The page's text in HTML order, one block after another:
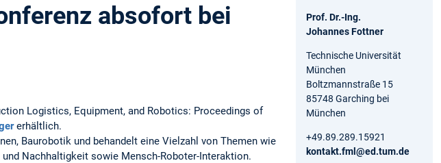
absofort bei
Logistics, Equipment, and Robotics: Proceedings of
erhältlich.
Baurobotik und behandelt eine Vielzahl von Themen wie
Nachhaltigkeit sowie Mensch-Roboter-Interaktion.
Prof. Dr.-Ing.
Johannes Fottner
Technische Universität
München
Boltzmannstraße 15
85748 Garching bei
München
+49.89.289.15921
kontakt.fml@ed.tum.de